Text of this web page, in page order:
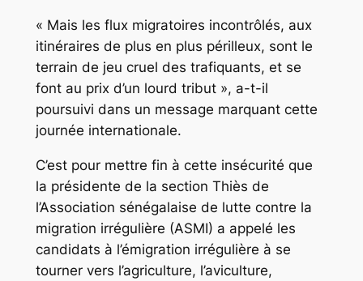
« Mais les flux migratoires incontrôlés, aux
itinéraires de plus en plus périlleux, sont le
terrain de jeu cruel des trafiquants, et se
font au prix d’un lourd tribut », a-t-il
poursuivi dans un message marquant cette
journée internationale.
C’est pour mettre fin à cette insécurité que
la présidente de la section Thiès de
l’Association sénégalaise de lutte contre la
migration irrégulière (ASMI) a appelé les
candidats à l’émigration irrégulière à se
tourner vers l’agriculture, l’aviculture,